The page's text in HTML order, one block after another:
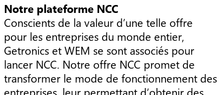
Notre plateforme NCC
Conscients de la valeur d’une telle offre
pour les entreprises du monde entier,
Getronics et WEM se sont associés pour
lancer NCC. Notre offre NCC promet de
transformer le mode de fonctionnement des
entreprises, leur permettant d’obtenir des